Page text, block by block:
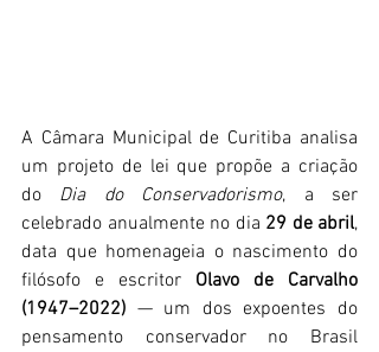
A Câmara Municipal de Curitiba analisa
um projeto de lei que propõe a criação
do Dia do Conservadorismo, a ser
celebrado anualmente no dia 29 de abril,
data que homenageia o nascimento do
filósofo e escritor Olavo de Carvalho
(1947–2022) — um dos expoentes do
pensamento conservador no Brasil